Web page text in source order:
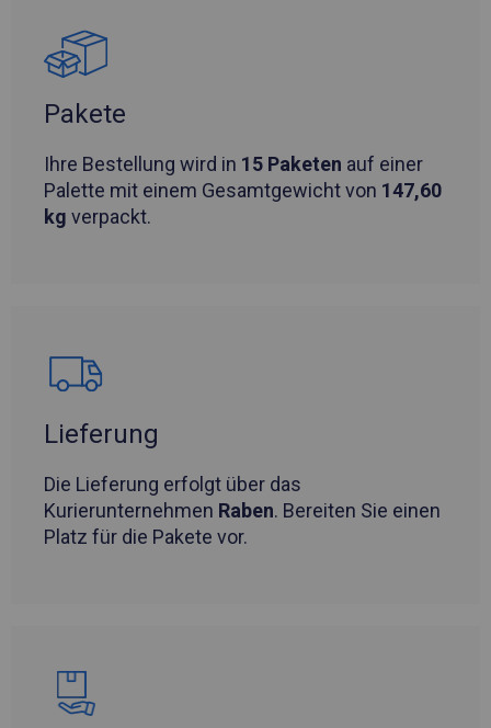
Pakete
Ihre Bestellung wird in 15 Paketen auf einer
Palette mit einem Gesamtgewicht von 147,60
kg verpackt.
Lieferung
Die Lieferung erfolgt über das
Kurierunternehmen Raben. Bereiten Sie einen
Platz für die Pakete vor.